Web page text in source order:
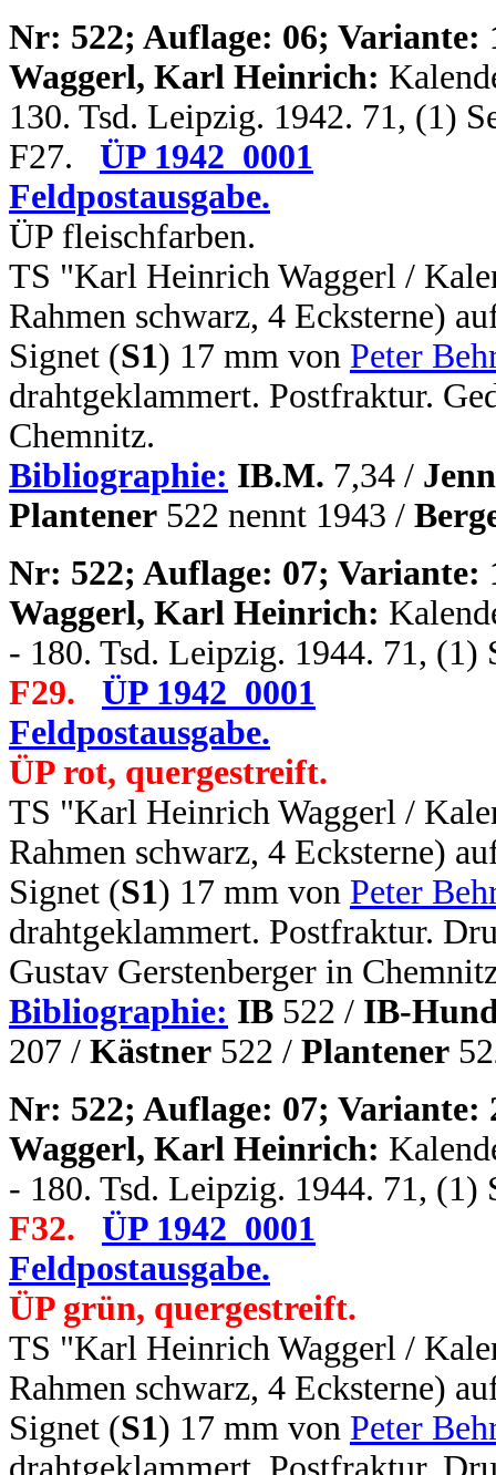
Nr: 522; Auflage: 06; Variante:
Waggerl, Karl Heinrich:
130. Tsd. Leipzig. 1942. 71, (1)
F27.
ÜP 1942_0001
Feldpostausgabe.
ÜP fleischfarben.
TS "Karl Heinrich Waggerl /
Rahmen schwarz, 4 Ecksterne)
Signet (S1) 17 mm von Peter
drahtgeklammert. Postfraktur.
Chemnitz.
Bibliographie: IB.M. 7,34 /
Plantener 522 nennt 1943 /
Nr: 522; Auflage: 07; Variante:
Waggerl, Karl Heinrich:
- 180. Tsd. Leipzig. 1944. 71,
F29.
ÜP 1942_0001
Feldpostausgabe.
ÜP rot, quergestreift.
TS "Karl Heinrich Waggerl /
Rahmen schwarz, 4 Ecksterne)
Signet (S1) 17 mm von Peter
drahtgeklammert. Postfraktur.
Gustav Gerstenberger in
Bibliographie: IB 522 / IB-
207 / Kästner 522 / Plantener
Nr: 522; Auflage: 07; Variante:
Waggerl, Karl Heinrich:
- 180. Tsd. Leipzig. 1944. 71,
F32.
ÜP 1942_0001
Feldpostausgabe.
ÜP grün, quergestreift.
TS "Karl Heinrich Waggerl /
Rahmen schwarz, 4 Ecksterne)
Signet (S1) 17 mm von Peter